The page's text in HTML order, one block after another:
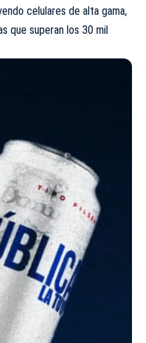
celulares de alta gama,
que superan los 30 mil